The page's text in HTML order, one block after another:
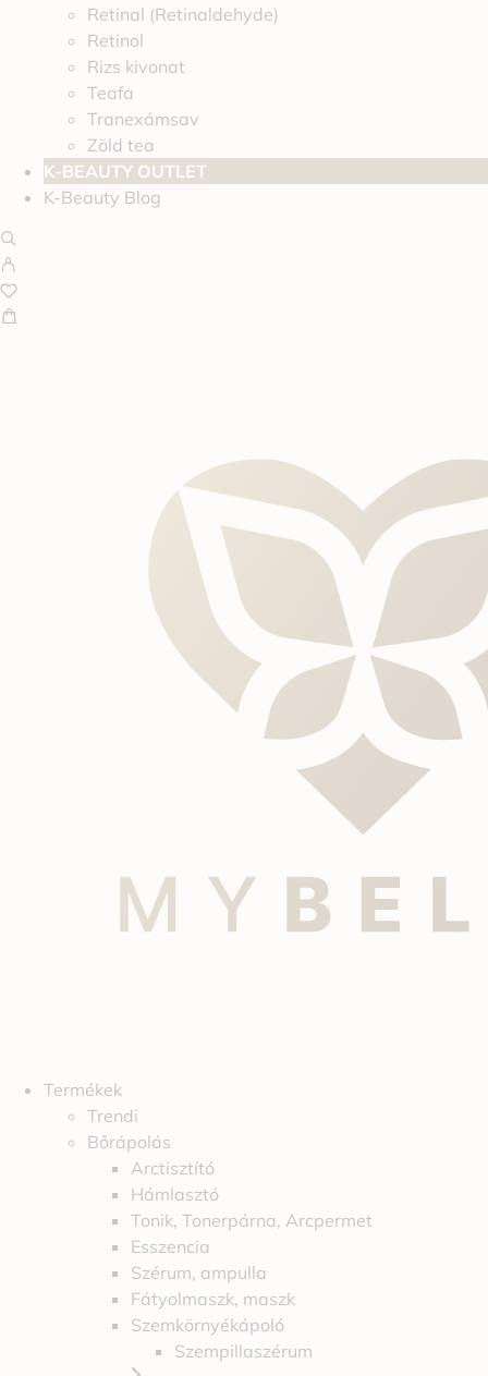
Retinal (Retinaldehyde)
Retinol
Rizs kivonat
Teafa
Tranexámsav
Zöld tea
K-BEAUTY OUTLET
K-Beauty Blog
Termékek
Trendi
Bőrápolás
Arctisztító
Hámlasztó
Tonik, Tonerpárna, Arcpermet
Esszencia
Szérum, ampulla
Fátyolmaszk, maszk
Szemkörnyékápoló
Szempillaszérum